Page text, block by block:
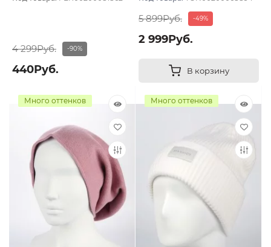
4 299Руб. -90%
440Руб.
5 899Руб. -49%
2 999Руб.
В корзину
Много оттенков Много оттенков